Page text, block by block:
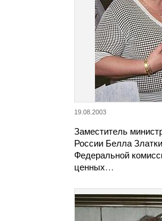
19.08.2003
Заместитель
России Белла
Федеральной
ценных…